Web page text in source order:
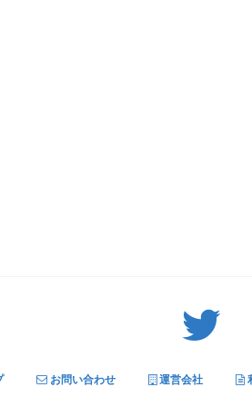
お問い合わせ 運営会社